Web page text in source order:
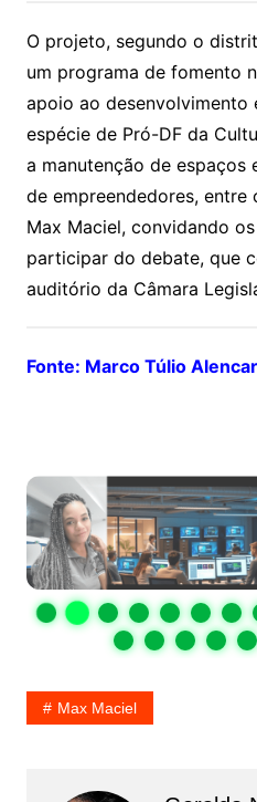
O projeto, segundo o
um programa de fomento
apoio ao desenvolvimento
espécie de Pró-DF da
a manutenção de espaços
de empreendedores, entre
Max Maciel, convidando
participar do debate, que
auditório da Câmara
Fonte: Marco Túlio
Max Maciel